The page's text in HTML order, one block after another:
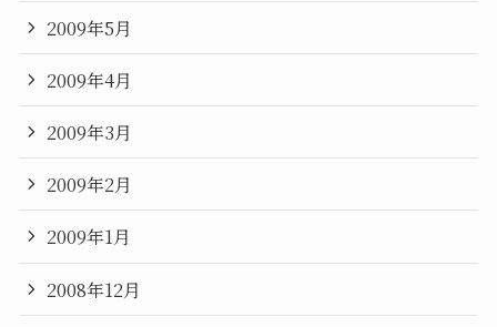
2009年5月
2009年4月
2009年3月
2009年2月
2009年1月
2008年12月